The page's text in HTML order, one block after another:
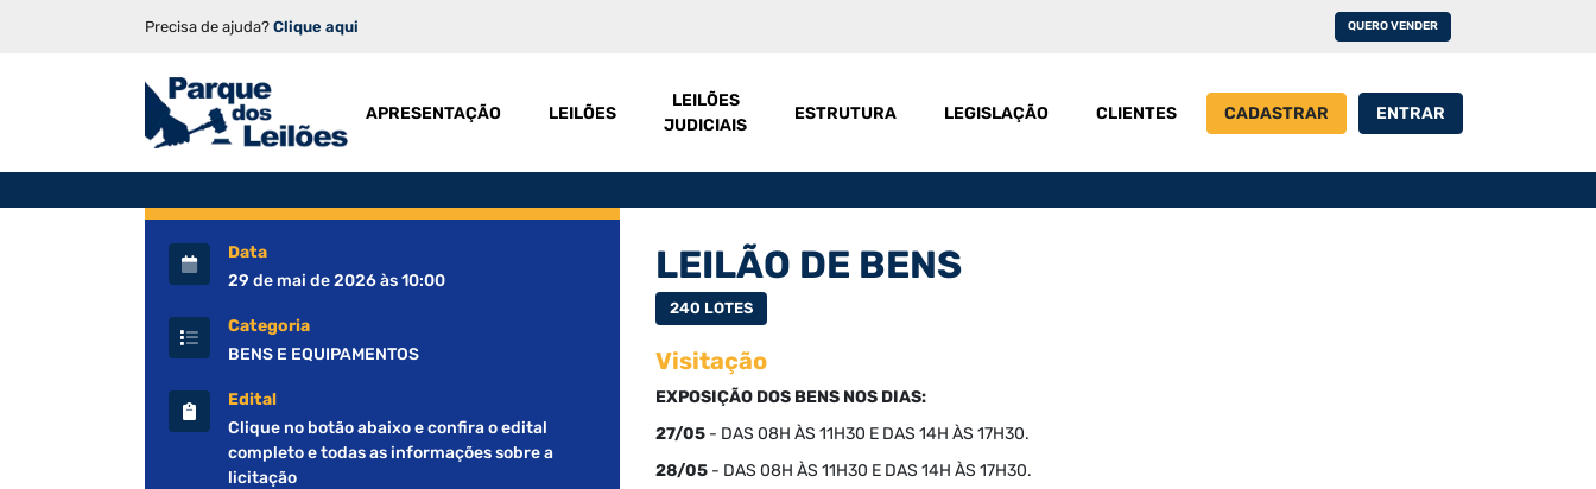
Precisa de ajuda? Clique aqui QUERO VENDER
APRESENTAÇÃO LEILÕES
LEILÕES
JUDICIAIS
ESTRUTURA LEGISLAÇÃO CLIENTES CADASTRAR ENTRAR
Data
29 de mai de 2026 às 10:00
Categoria
BENS E EQUIPAMENTOS
Edital
Clique no botão abaixo e confira o edital
completo e todas as informações sobre a
licitação
LEILÃO DE BENS
240 LOTES
Visitação
EXPOSIÇÃO DOS BENS NOS DIAS:
27/05 - DAS 08H ÀS 11H30 E DAS 14H ÀS 17H30.
28/05 - DAS 08H ÀS 11H30 E DAS 14H ÀS 17H30.